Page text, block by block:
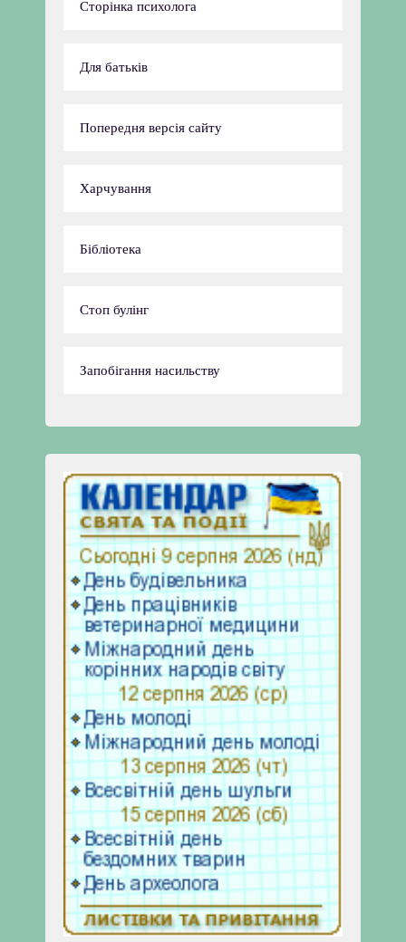
Сторінка психолога
Для батьків
Попередня версія сайту
Харчування
Бібліотека
Стоп булінг
Запобігання насильству